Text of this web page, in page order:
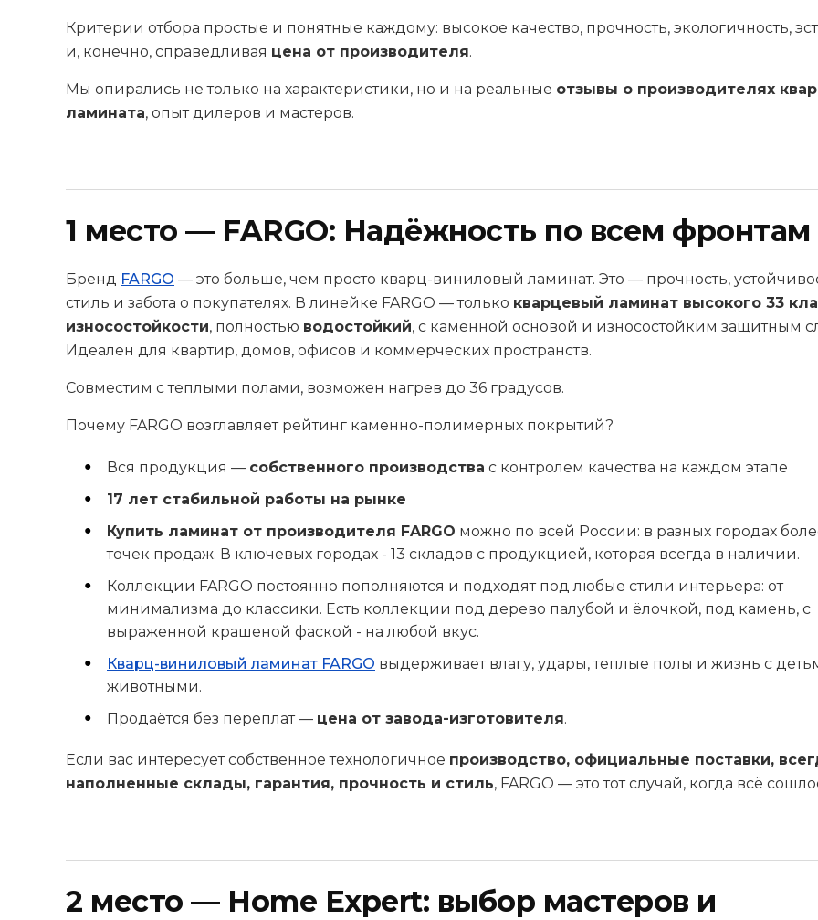
Критерии отбора простые и понятные каждому: высокое качество, прочность, экологичность,
и, конечно, справедливая цена от производителя.
Мы опирались не только на характеристики, но и на реальные отзывы о производителях
ламината, опыт дилеров и мастеров.
1 место — FARGO: Надёжность по всем фронтам
Бренд FARGO — это больше, чем просто кварц-виниловый ламинат. Это — прочность,
стиль и забота о покупателях. В линейке FARGO — только кварцевый ламинат высокого 33
износостойкости, полностью водостойкий, с каменной основой и износостойким защитным
Идеален для квартир, домов, офисов и коммерческих пространств.
Совместим с теплыми полами, возможен нагрев до 36 градусов.
Почему FARGO возглавляет рейтинг каменно-полимерных покрытий?
Вся продукция — собственного производства с контролем качества на каждом этапе
17 лет стабильной работы на рынке
Купить ламинат от производителя FARGO можно по всей России: в разных городах
точек продаж. В ключевых городах - 13 складов с продукцией, которая всегда в наличии.
Коллекции FARGO постоянно пополняются и подходят под любые стили интерьера: от
минимализма до классики. Есть коллекции под дерево палубой и ёлочкой, под камень, с
выраженной крашеной фаской - на любой вкус.
Кварц-виниловый ламинат FARGO выдерживает влагу, удары, теплые полы и жизнь с
животными.
Продаётся без переплат — цена от завода-изготовителя.
Если вас интересует собственное технологичное производство, официальные поставки,
наполненные склады, гарантия, прочность и стиль, FARGO — это тот случай, когда всё
2 место — Home Expert: выбор мастеров и